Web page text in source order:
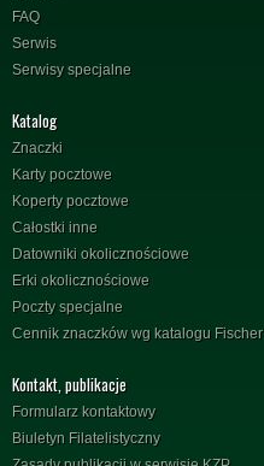
FAQ
Serwis
Serwisy specjalne
Katalog
Znaczki
Karty pocztowe
Koperty pocztowe
Całostki inne
Datowniki okolicznościowe
Erki okolicznościowe
Poczty specjalne
Cennik znaczków wg katalogu Fischer
Kontakt, publikacje
Formularz kontaktowy
Biuletyn Filatelistyczny